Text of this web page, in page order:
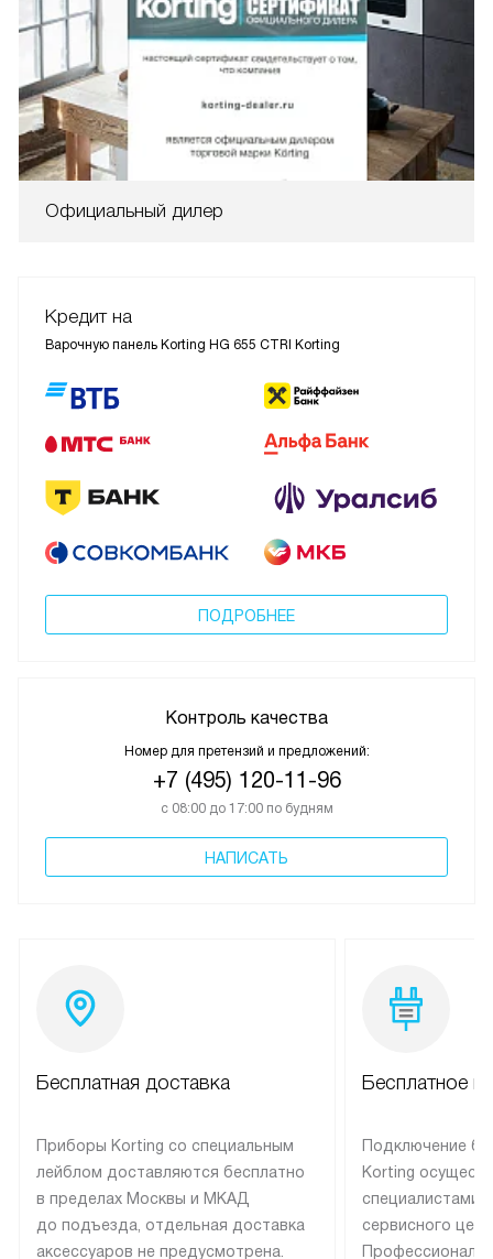
Официальный дилер
Кредит на
Варочную панель Korting HG 655 CTRI Korting
ПОДРОБНЕЕ
Контроль качества
Номер для претензий и предложений:
+7 (495) 120-11-96
с 08:00 до 17:00 по будням
НАПИСАТЬ
Бесплатная доставка
Приборы Korting со специальным
лейблом доставляются бесплатно
в пределах Москвы и МКАД
до подъезда, отдельная доставка
аксессуаров не предусмотрена.
Бесплатное
Подключение
Korting
специалистами
сервисного